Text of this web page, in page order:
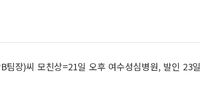
장)씨 모친상=21일 오후 여수성심병원, 발인 23일